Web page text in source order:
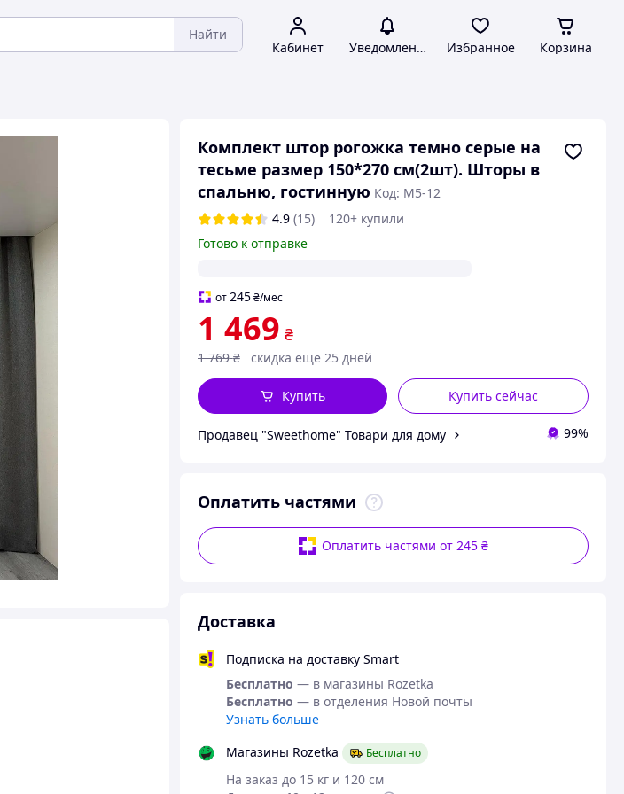
Найти
Кабинет Уведомления Избранное Корзина
Комплект штор рогожка темно серые на
тесьме размер 150*270 см(2шт). Шторы в
спальню, гостинную Код: М5-12
4.9 (15)
120+ купили
Готово к отправке
от245 ₴/мес
1 469 ₴
1 769 ₴ скидка еще 25 дней
Купить сейчас
Купить
Продавец "Sweethome" Товари для дому 99%
Оплатить частями
Оплатить частями от 245 ₴
Доставка
Подписка на доставку Smart
Бесплатно — в магазины Rozetka
Бесплатно — в отделения Новой почты
Узнать больше
Магазины Rozetka
Бесплатно
На заказ до 15 кг и 120 см